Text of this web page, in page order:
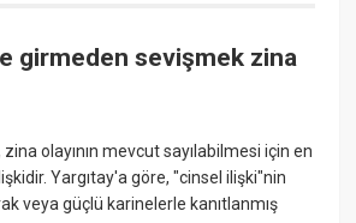
girmeden sevişmek zina
zina olayının mevcut sayılabilmesi için en
Yargıtay'a göre, "cinsel ilişki"nin
veya güçlü karinelerle kanıtlanmış